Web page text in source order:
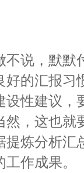
说，默
好的汇报
性建议
，这也
炼分析汇
作成果。